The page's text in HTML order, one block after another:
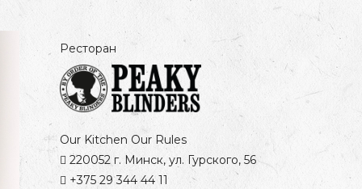
Ресторан
Our Kitchen Our Rules
220052 г. Минск, ул. Гурского, 56
+375 29 344 44 11